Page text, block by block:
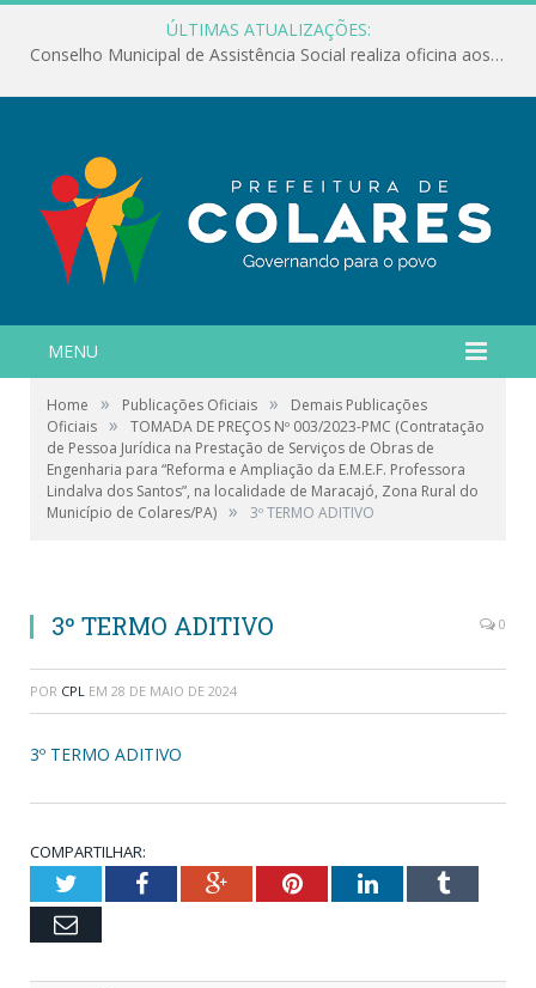
ÚLTIMAS ATUALIZAÇÕES:
Conselho Municipal de Assistência Social realiza oficina aos servidores
MENU
Home » Publicações Oficiais »
Demais Publicações
Oficiais »
TOMADA DE PREÇOS Nº 003/2023-PMC (Contratação
de Pessoa Jurídica na Prestação de Serviços de Obras de
Engenharia para “Reforma e Ampliação da E.M.E.F. Professora
Lindalva dos Santos”, na localidade de Maracajó, Zona Rural do
Município de Colares/PA) » 3º TERMO ADITIVO
3º TERMO ADITIVO 0
POR CPL EM 28 DE MAIO DE 2024
3º TERMO ADITIVO
COMPARTILHAR:
TwitterFacebookGoogle+PinterestLinkedInTumblr
Email